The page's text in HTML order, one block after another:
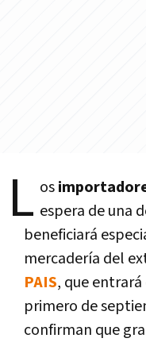
L os
espera de una
beneficiará
mercadería del
PAIS, que entrará
primero de
confirman que